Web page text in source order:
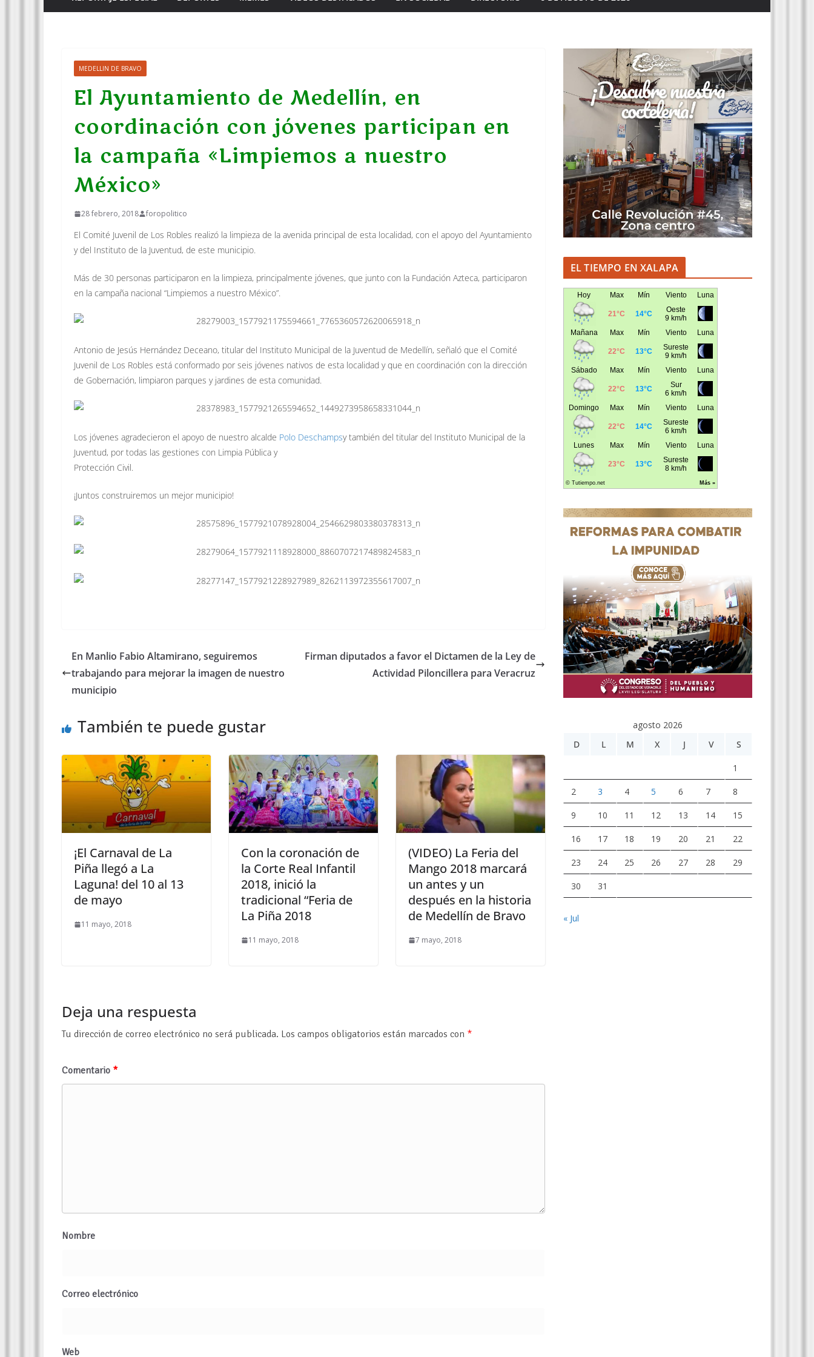
MEDELLIN DE BRAVO
El Ayuntamiento de Medellín, en
coordinación con jóvenes participan en
la campaña «Limpiemos a nuestro
México»
28 febrero, 2018 foropolitico
El Comité Juvenil de Los Robles realizó la limpieza de la avenida principal de esta localidad, con el apoyo del Ayuntamiento
y del Instituto de la Juventud, de este municipio.
Más de 30 personas participaron en la limpieza, principalmente jóvenes, que junto con la Fundación Azteca, participaron
en la campaña nacional “Limpiemos a nuestro México”.
Antonio de Jesús Hernández Deceano, titular del Instituto Municipal de la Juventud de Medellín, señaló que el Comité
Juvenil de L os Robles está conformado por seis jóvenes nativos de esta localidad y que en coordinación con la dirección
de Gobernación, limpiaron parques y jardines de esta comunidad.
Los jóvenes agradecieron el apoyo de nuestro alcalde Polo Deschampsy también del titular del Instituto Municipal de la
Juventud, por todas las gestiones con Limpia Pública y
Protección Civil.
¡Juntos construiremos un mejor municipio!
En Manlio Fabio Altamirano, seguiremos
trabajando para mejorar la imagen de nuestro
municipio
Firman diputados a favor el Dictamen de la Ley de
Actividad Piloncillera para Veracruz
También te puede gustar
¡El Carnaval de La
Piña llegó a La
Laguna! del 10 al 13
de mayo
11 mayo, 2018
Con la coronación de
la Corte Real Infantil
2018, inició la
tradicional “Feria de
La Piña 2018
11 mayo, 2018
(VIDEO) La Feria del
Mango 2018 marcará
un antes y un
después en la historia
de Medellín de Bravo
7 mayo, 2018
Deja una respuesta
Tu dirección de correo electrónico no será publicada. Los campos obligatorios están marcados con *
Comentario *
Nombre
Correo electrónico
Web
EL TIEMPO EN XALAPA
agosto 2026
D
L M X J V S
1
2 3 4 5 6 7 8
9 10 11 12 13 14 15
16 17 18 19 20 21 22
23 24 25 26 27 28 29
30 31
« Jul